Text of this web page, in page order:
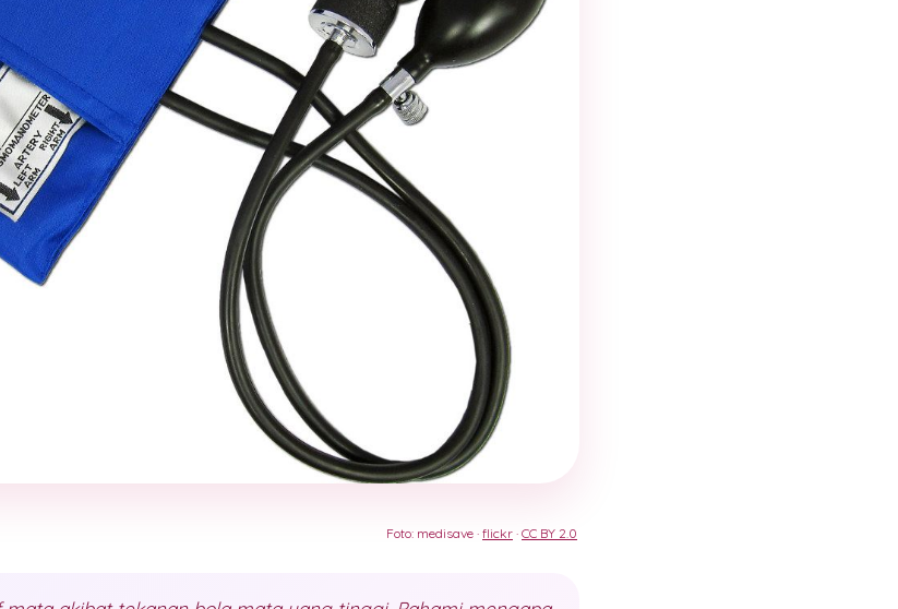
Foto: medisave · flickr · CC BY 2.0